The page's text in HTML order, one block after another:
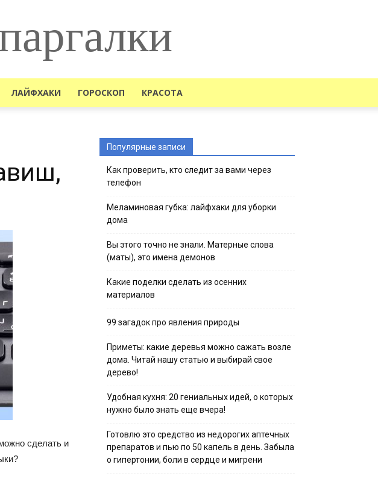
ЛАЙФХАКИ ГОРОСКОП КРАСОТА
сделать и
Популярные записи
Как проверить, кто следит за вами через
телефон
Меламиновая губка: лайфхаки для уборки
дома
Вы этого точно не знали. Матерные слова
(маты), это имена демонов
Какие поделки сделать из осенних
материалов
99 загадок про явления природы
Приметы: какие деревья можно сажать возле
дома. Читай нашу статью и выбирай свое
дерево!
Удобная кухня: 20 гениальных идей, о которых
нужно было знать еще вчера!
Готовлю это средство из недорогих аптечных
препаратов и пью по 50 капель в день. Забыла
о гипертонии, боли в сердце и мигрени